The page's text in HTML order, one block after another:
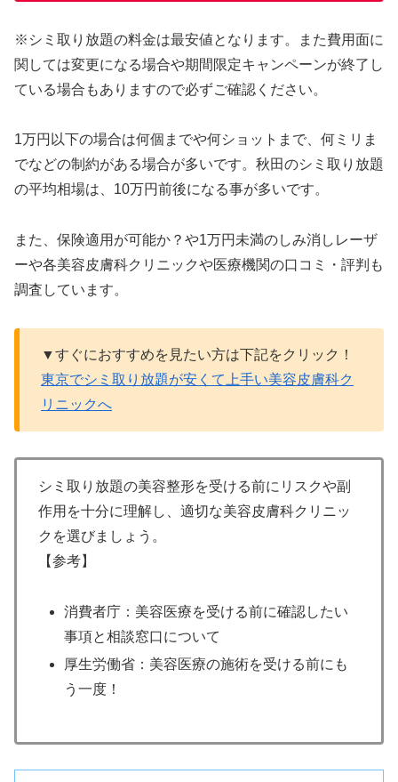
※シミ取り放題の料金は最安値となります。また費用面に
関しては変更になる場合や期間限定キャンペーンが終了し
ている場合もありますので必ずご確認ください。
1万円以下の場合は何個までや何ショットまで、何ミリま
でなどの制約がある場合が多いです。秋田のシミ取り放題
の平均相場は、10万円前後になる事が多いです。
また、保険適用が可能か？や1万円未満のしみ消しレーザ
ーや各美容皮膚科クリニックや医療機関の口コミ・評判も
調査しています。
▼すぐにおすすめを見たい方は下記をクリック！
東京でシミ取り放題が安くて上手い美容皮膚科ク
リニックへ
シミ取り放題の美容整形を受ける前にリスクや副
作用を十分に理解し、適切な美容皮膚科クリニッ
クを選びましょう。
【参考】
消費者庁：美容医療を受ける前に確認したい
事項と相談窓口について
厚生労働省：美容医療の施術を受ける前にも
う一度！